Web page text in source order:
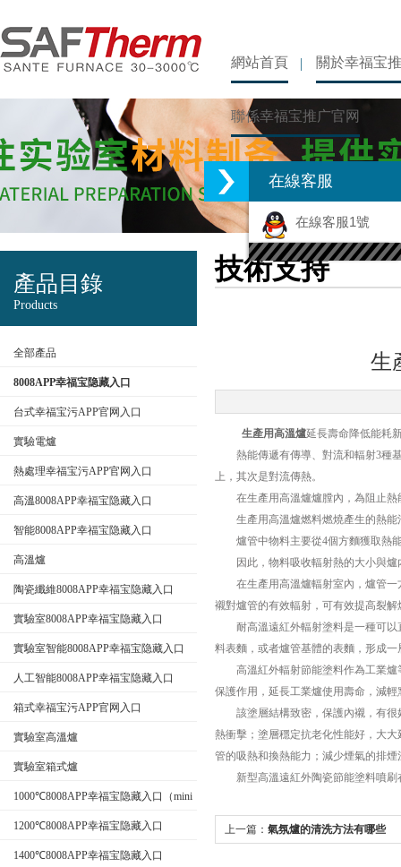
網站首頁 關於幸福宝
聯係幸福宝推广官网
產品目錄
Products
全部產品
8008APP幸福宝隐藏入口
台式幸福宝污APP官网入口
實驗電爐
熱處理幸福宝污APP官网入口
高溫8008APP幸福宝隐藏入口
智能8008APP幸福宝隐藏入口
高溫爐
陶瓷纖維8008APP幸福宝隐藏入口
實驗室8008APP幸福宝隐藏入口
實驗室智能8008APP幸福宝隐藏入口
人工智能8008APP幸福宝隐藏入口
箱式幸福宝污APP官网入口
實驗室高溫爐
實驗室箱式爐
1000℃8008APP幸福宝隐藏入口（mini
型）1200℃8008APP幸福宝隐藏入口
1400℃8008APP幸福宝隐藏入口
技術支持
生
生產用高溫爐延長壽命降低能耗
熱能傳遞有傳導、對流和輻射3種基
上，其次是對流傳熱。
在生產用高溫爐爐膛內，為阻止熱能
生產用高溫爐燃料燃燒產生的熱能消耗在3
爐管中物料主要從4個方麵獲取熱能：
因此，物料吸收輻射熱的大小與爐
在生產用高溫爐輻射室內，爐管一方
襯對爐管的有效輻射，可有效提高裂解
耐高溫遠紅外輻射塗料是一種可以直接
料表麵，或者爐管基體的表麵，形成
高溫紅外輻射節能塗料作為工業爐等
保護作用，延長工業爐使用壽命，減
該塗層結構致密，保護內襯，有很
熱衝擊；塗層穩定抗老化性能好，
管的吸熱和換熱能力；減少煙氣的排煙溫度
新型高溫遠紅外陶瓷節能塗料噴刷在生產
上一篇： 氣氛爐的清洗方法有哪些
在線客服
在線客服1號